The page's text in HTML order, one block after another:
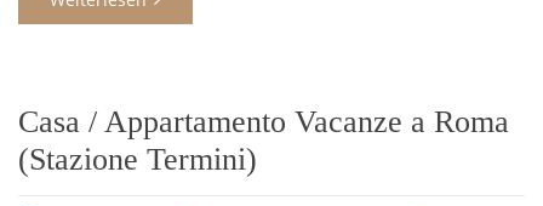
Casa / Appartamento Vacanze a Roma
(Stazione Termini)